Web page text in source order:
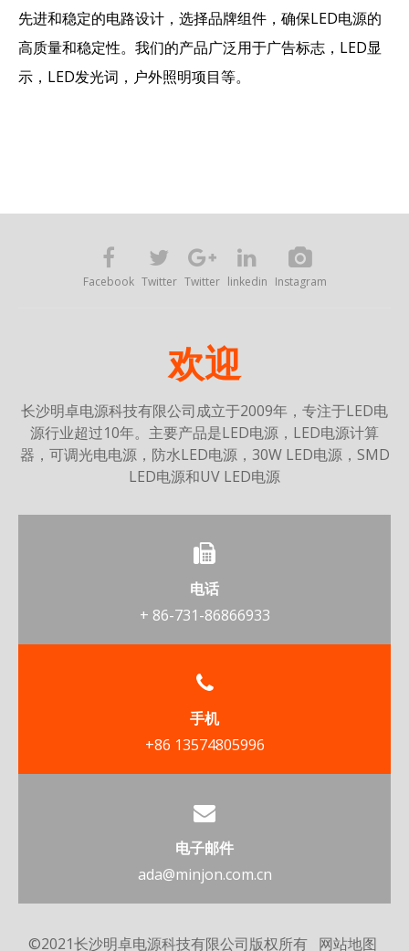
先进和稳定的电路设计，选择品牌组件，确保LED电源的
高质量和稳定性。我们的产品广泛用于广告标志，LED显
示，LED发光词，户外照明项目等。
Facebook Twitter Twitter linkedin Instagram
欢迎
长沙明卓电源科技有限公司成立于2009年，专注于LED电
源行业超过10年。主要产品是LED电源，LED电源计算
器，可调光电电源，防水LED电源，30W LED电源，SMD
LED电源和UV LED电源
电话
+ 86-731-86866933
手机
+86 13574805996
电子邮件
ada@minjon.com.cn
©2021长沙明卓电源科技有限公司版权所有 网站地图